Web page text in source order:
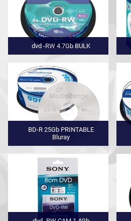
dvd -RW 4.7Gb BULK
BD-R 25Gb PRINTABLE
Bluray